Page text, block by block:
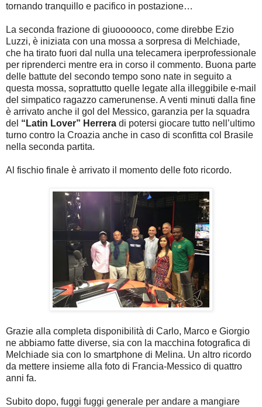
tornando tranquillo e pacifico in postazione…
La seconda frazione di giuoooooco, come direbbe Ezio
Luzzi, è iniziata con una mossa a sorpresa di Melchiade,
che ha tirato fuori dal nulla una telecamera iperprofessionale
per riprenderci mentre era in corso il commento. Buona parte
delle battute del secondo tempo sono nate in seguito a
questa mossa, soprattutto quelle legate alla illeggibile e-mail
del simpatico ragazzo camerunense. A venti minuti dalla fine
è arrivato anche il gol del Messico, garanzia per la squadra
del “Latin Lover” Herrera di potersi giocare tutto nell’ultimo
turno contro la Croazia anche in caso di sconfitta col Brasile
nella seconda partita.
Al fischio finale è arrivato il momento delle foto ricordo.
Grazie alla completa disponibilità di Carlo, Marco e Giorgio
ne abbiamo fatte diverse, sia con la macchina fotografica di
Melchiade sia con lo smartphone di Melina. Un altro ricordo
da mettere insieme alla foto di Francia-Messico di quattro
anni fa.
Subito dopo, fuggi fuggi generale per andare a mangiare